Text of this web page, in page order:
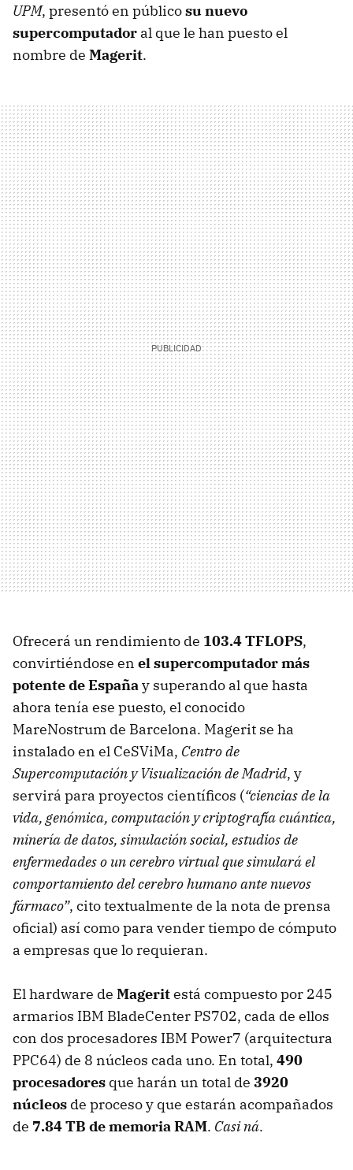
UPM, presentó en públicosu nuevo
supercomputador al que le han puesto el
nombre de Magerit.
Ofrecerá un rendimiento de 103.4 TFLOPS,
convirtiéndose en el supercomputador más
potente de Españay superando al que hasta
ahora tenía ese puesto, el conocido
MareNostrum de Barcelona. Magerit se ha
instalado en el CeSViMa, Centro de
Supercomputación y Visualización de Madrid, y
servirá para proyectos científicos (“ciencias de la
vida, genómica, computación y criptografía cuántica,
minería de datos, simulación social, estudios de
enfermedades o un cerebro virtual que simulará el
comportamiento del cerebro humano ante nuevos
fármaco”, cito textualmente de la nota de prensa
oficial) así como para vender tiempo de cómputo
a empresas que lo requieran.
El hardware de Mageritestá compuesto por 245
armarios IBM BladeCenter PS702, cada de ellos
con dos procesadores IBM Power7 (arquitectura
PPC64) de 8 núcleos cada uno. En total, 490
procesadores que harán un total de 3920
núcleos de proceso y que estarán acompañados
de 7.84 TB de memoria RAM. Casi ná.